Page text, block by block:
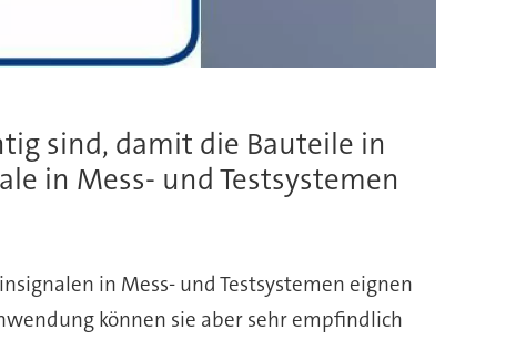
sind, damit die Bauteile in
in Mess- und Testsystemen
in Mess- und Testsystemen eignen
können sie aber sehr empfindlich